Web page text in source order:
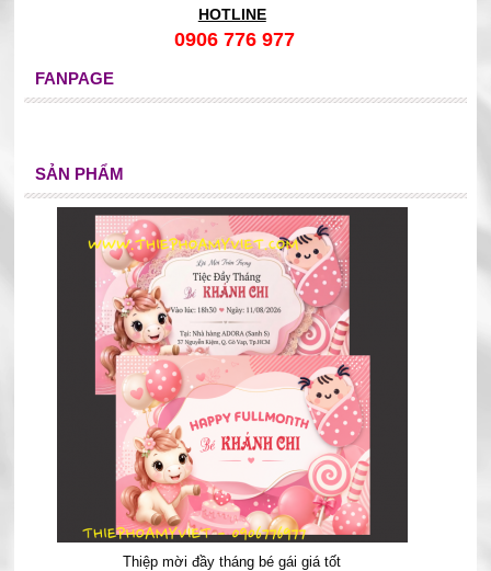
HOTLINE
0906 776 977
FANPAGE
SẢN PHẨM
Thiệp mời đầy tháng bé gái giá tốt